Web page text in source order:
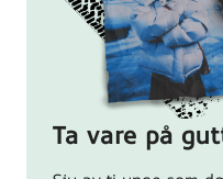
Ta vare på